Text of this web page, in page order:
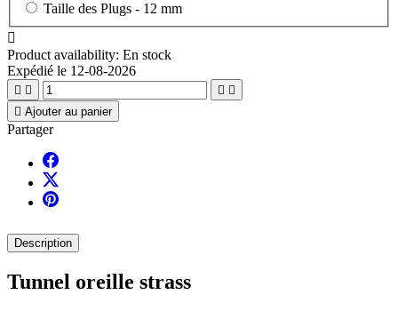
Taille des Plugs - 12 mm

Product availability: En stock
Expédié le 12-08-2026
   
 Ajouter au panier
Partager
Description
Tunnel oreille strass